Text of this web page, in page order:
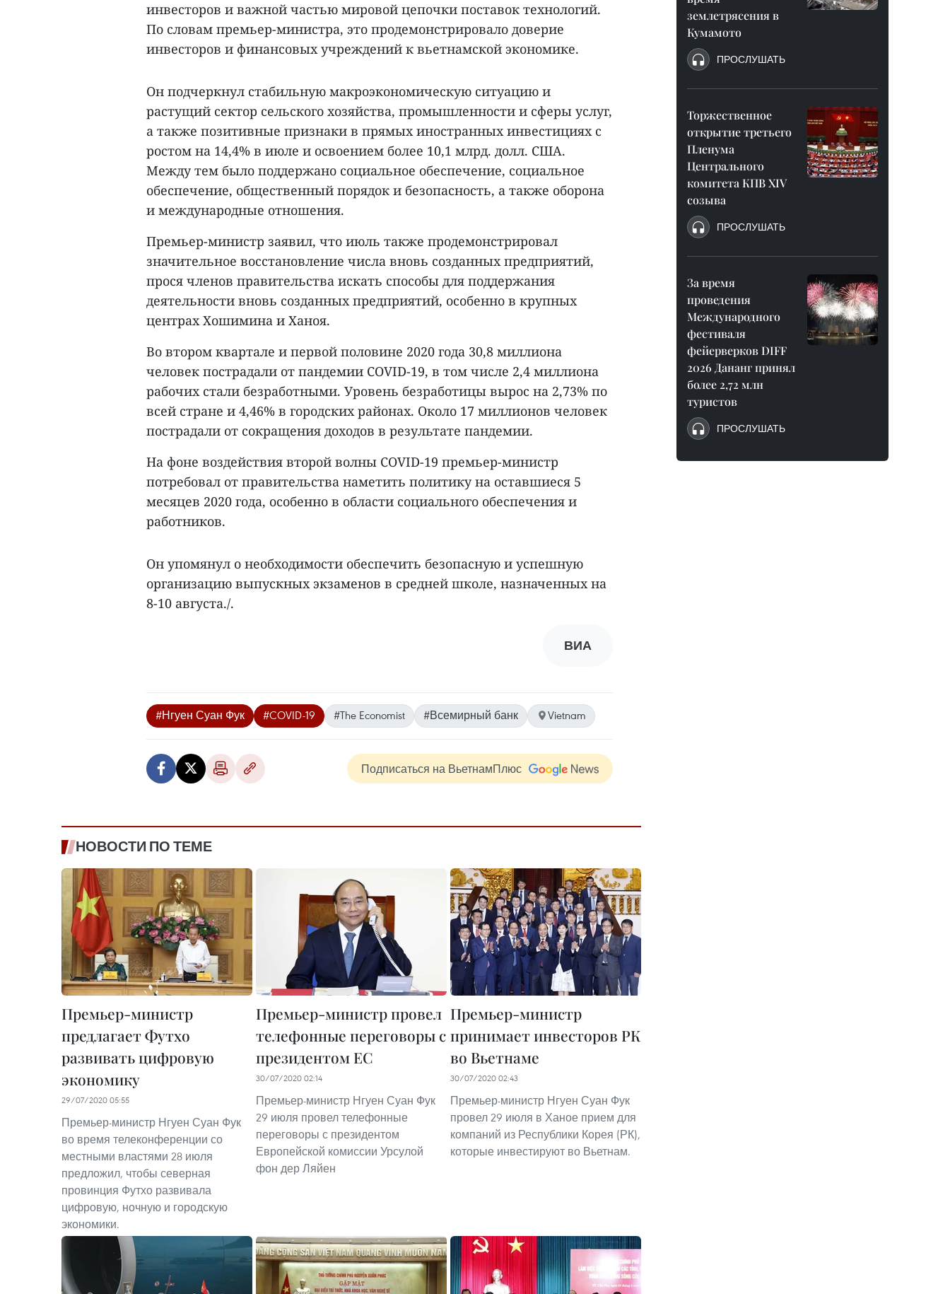
инвесторов и важной частью мировой цепочки поставок технологий.
По словам премьер-министра, это продемонстрировало доверие
инвесторов и финансовых учреждений к вьетнамской экономике.
Он подчеркнул стабильную макроэкономическую ситуацию и
растущий сектор сельского хозяйства, промышленности и сферы услуг,
а также позитивные признаки в прямых иностранных инвестициях с
ростом на 14,4% в июле и освоением более 10,1 млрд. долл. США.
Между тем было поддержано социальное обеспечение, социальное
обеспечение, общественный порядок и безопасность, а также оборона
и международные отношения.
Премьер-министр заявил, что июль также продемонстрировал
значительное восстановление числа вновь созданных предприятий,
прося членов правительства искать способы для поддержания
деятельности вновь созданных предприятий, особенно в крупных
центрах Хошимина и Ханоя.
Во втором квартале и первой половине 2020 года 30,8 миллиона
человек пострадали от пандемии COVID-19, в том числе 2,4 миллиона
рабочих стали безработными. Уровень безработицы вырос на 2,73% по
всей стране и 4,46% в городских районах. Около 17 миллионов человек
пострадали от сокращения доходов в результате пандемии.
На фоне воздействия второй волны COVID-19 премьер-министр
потребовал от правительства наметить политику на оставшиеся 5
месяцев 2020 года, особенно в области социального обеспечения и
работников.
Он упомянул о необходимости обеспечить безопасную и успешную
организацию выпускных экзаменов в средней школе, назначенных на
8-10 августа./.
ВИА
#Нгуен Суан Фук #COVID-19 #The Economist #Всемирный банк Vietnam
Подписаться на ВьетнамПлюс
НОВОСТИ ПО ТЕМЕ
Премьер-министр
предлагает Футхо
развивать цифровую
экономику
29/07/2020 05:55
Премьер-министр Нгуен Суан Фук
во время телеконференции со
местными властями 28 июля
предложил, чтобы северная
провинция Футхо развивала
цифровую, ночную и городскую
экономики.
Премьер-министр провел
телефонные переговоры с
президентом ЕС
30/07/2020 02:14
Премьер-министр Нгуен Суан Фук
29 июля провел телефонные
переговоры с президентом
Европейской комиссии Урсулой
фон дер Ляйен
Премьер-министр
принимает инвесторов РК
во Вьетнаме
30/07/2020 02:43
Премьер-министр Нгуен Суан Фук
провел 29 июля в Ханое прием для
компаний из Республики Корея (РК),
которые инвестируют во Вьетнам.
землетрясения в
Кумамото
ПРОСЛУШАТЬ
Торжественное
открытие третьего
Пленума
Центрального
комитета КПВ XIV
созыва
ПРОСЛУШАТЬ
За время
проведения
Международного
фестиваля
фейерверков DIFF
2026 Дананг принял
более 2,72 млн
туристов
ПРОСЛУШАТЬ